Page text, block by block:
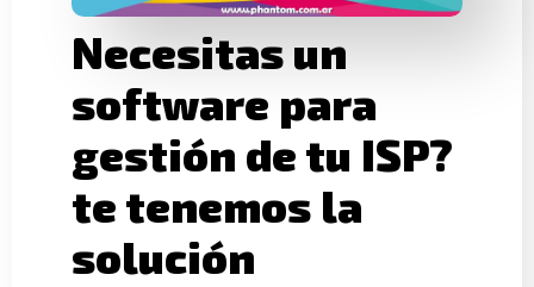
Necesitas un
software para
gestión de tu ISP?
te tenemos la
solución